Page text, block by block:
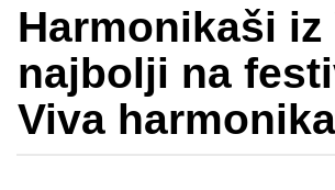
Harmonikaši iz
najbolji na
Viva harmonika